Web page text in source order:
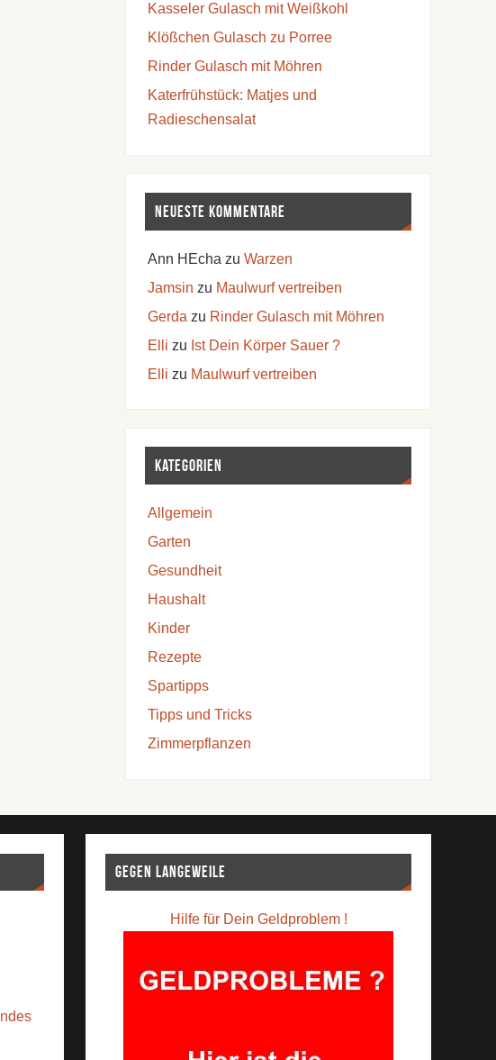
Kasseler Gulasch mit Weißkohl
Klößchen Gulasch zu Porree
Rinder Gulasch mit Möhren
Katerfrühstück: Matjes und
Radieschensalat
Neueste Kommentare
Ann HEcha zu Warzen
Jamsin zu Maulwurf vertreiben
Gerda zu Rinder Gulasch mit Möhren
Elli zu Ist Dein Körper Sauer ?
Elli zu Maulwurf vertreiben
Kategorien
Allgemein
Garten
Gesundheit
Haushalt
Kinder
Rezepte
Spartipps
Tipps und Tricks
Zimmerpflanzen
Gegen Langeweile
Hilfe für Dein Geldproblem !